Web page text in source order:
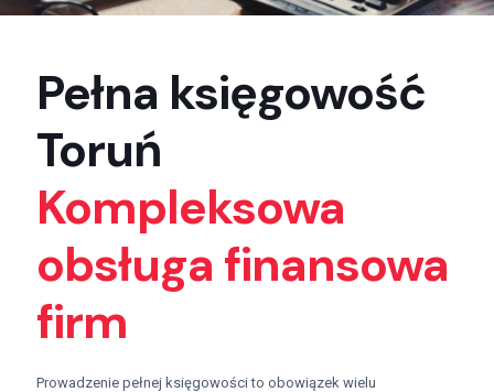
Pełna księgowość
Toruń
Kompleksowa
obsługa finansowa
firm
Prowadzenie pełnej księgowości to obowiązek wielu